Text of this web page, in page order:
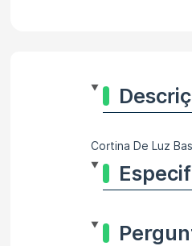
Cortina De Luz